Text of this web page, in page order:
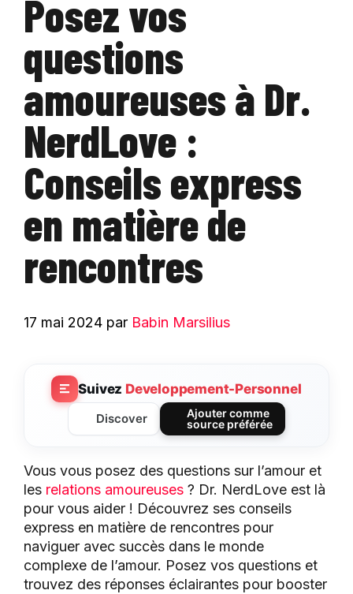
Posez vos
questions
amoureuses à Dr.
NerdLove :
Conseils express
en matière de
rencontres
17 mai 2024 par Babin Marsilius
Suivez Developpement-Personnel
Discover
Ajouter comme
source préférée
Vous vous posez des questions sur l’amour et
les relations amoureuses ? Dr. NerdLove est là
pour vous aider ! Découvrez ses conseils
express en matière de rencontres pour
naviguer avec succès dans le monde
complexe de l’amour. Posez vos questions et
trouvez des réponses éclairantes pour booster